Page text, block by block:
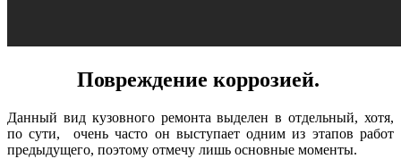
Повреждение коррозией.
Данный вид кузовного ремонта выделен в отдельный, хотя,
по сути, очень часто он выступает одним из этапов работ
предыдущего, поэтому отмечу лишь основные моменты.